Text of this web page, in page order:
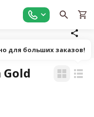
для больших заказов!